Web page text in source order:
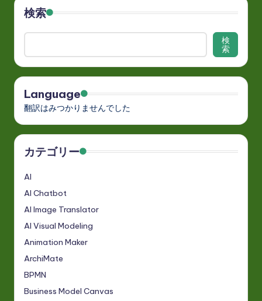
の
ペ
ー
ジ
送
り
検索
検
索
Language
翻訳はみつかりませんでした
カテゴリー
AI
AI Chatbot
AI Image Translator
AI Visual Modeling
Animation Maker
ArchiMate
BPMN
Business Model Canvas